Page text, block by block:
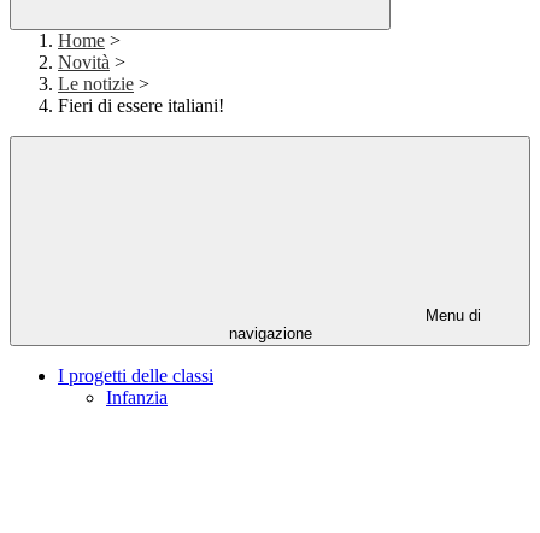
Home >
Novità >
Le notizie >
Fieri di essere italiani!
Menu di
navigazione
I progetti delle classi
Infanzia